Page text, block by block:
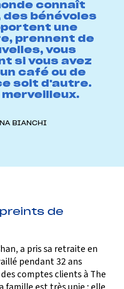
connaît
des bénévoles
une
prennent de
vous
si vous avez
café ou de
soit d'autre.
BIANCHI
de
a pris sa retraite en
pendant 32 ans
comptes clients à The